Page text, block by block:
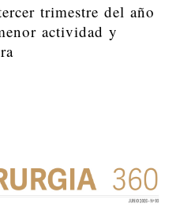
trimestre del año
actividad y